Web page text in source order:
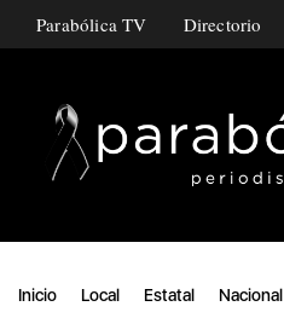
Parabólica TV Directorio
Inicio Local Estatal Nacional